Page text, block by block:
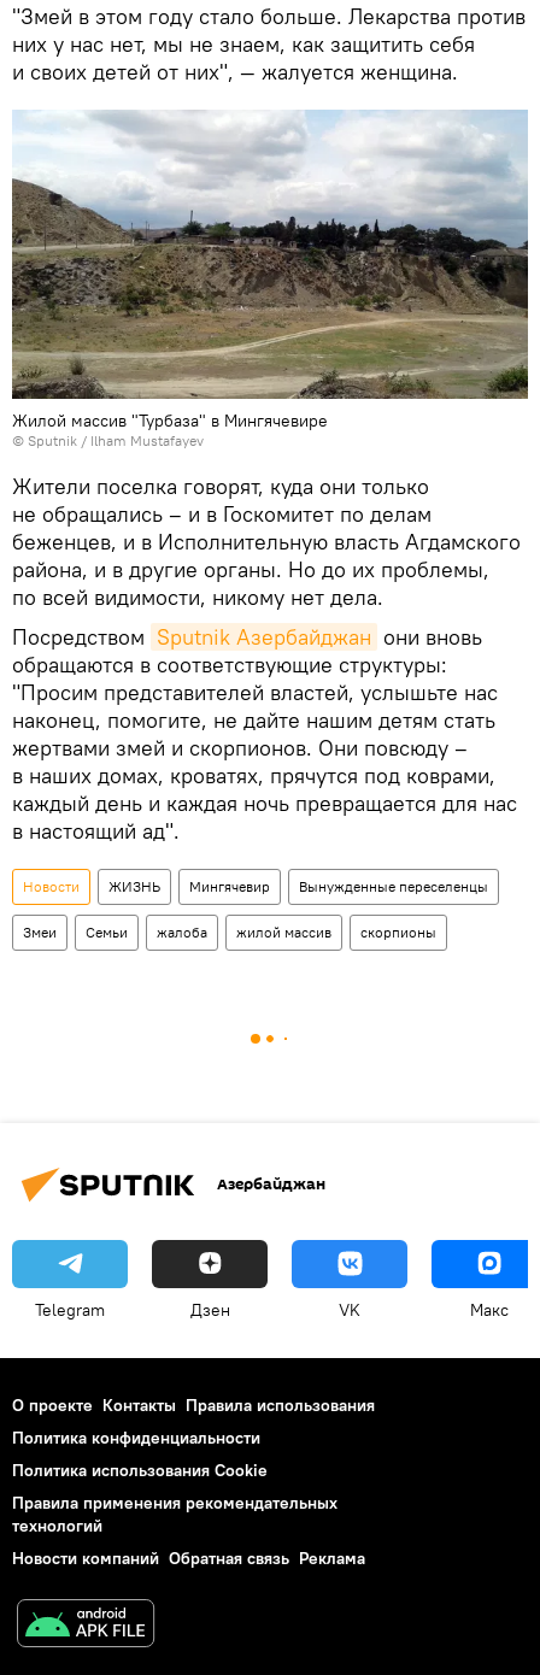
"Змей в этом году стало больше. Лекарства против
них у нас нет, мы не знаем, как защитить себя
и своих детей от них", — жалуется женщина.
Жилой массив "Турбаза" в Мингячевире
© Sputnik / Ilham Mustafayev
Жители поселка говорят, куда они только
не обращались – и в Госкомитет по делам
беженцев, и в Исполнительную власть Агдамского
района, и в другие органы. Но до их проблемы,
по всей видимости, никому нет дела.
Посредством Sputnik Азербайджан они вновь
обращаются в соответствующие структуры:
"Просим представителей властей, услышьте нас
наконец, помогите, не дайте нашим детям стать
жертвами змей и скорпионов. Они повсюду –
в наших домах, кроватях, прячутся под коврами,
каждый день и каждая ночь превращается для нас
в настоящий ад".
Новости ЖИЗНЬ Мингячевир Вынужденные переселенцы
Змеи Семьи жалоба жилой массив скорпионы
Азербайджан
Telegram Дзен VK Макс
О проекте Контакты Правила использования
Политика конфиденциальности
Политика использования Cookie
Правила применения рекомендательных
технологий
Новости компаний Обратная связь Реклама